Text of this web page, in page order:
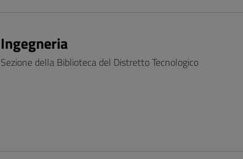
Ingegneria
Sezione della Biblioteca del Distretto Tecnologico